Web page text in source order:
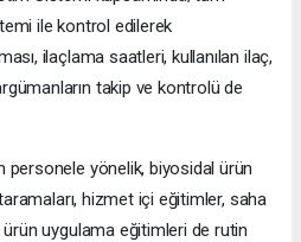
ile kontrol edilerek
ilaçlama saatleri, kullanılan ilaç,
takip ve kontrolü de
personele yönelik, biyosidal ürün
hizmet içi eğitimler, saha
uygulama eğitimleri de rutin